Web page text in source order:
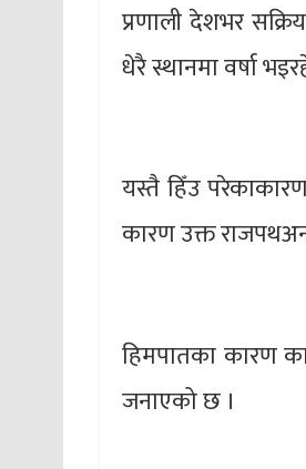
प्रणाली देशभर
धेरै स्थानमा वर्षा
यस्तै हिँउ
कारण उक्त
हिमपातका कारण
जनाएको छ ।